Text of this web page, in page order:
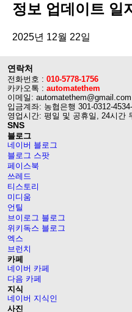
정보 업데이트 일
2025년 12월 22일
연락처
전화번호 : 010-5778-1756
카카오톡 : automatethem
이메일: automatethem@gmail.com
입금계좌: 농협은행 301-0312-
영업시간: 평일 및 공휴일, 24시간
SNS
블로그
네이버 블로그
블로그 스팟
페이스북
쓰레드
티스토리
미디움
언틸
브이로그 블로그
위키독스 블로그
엑스
브런치
카페
네이버 카페
다음 카페
지식
네이버 지식인
사진